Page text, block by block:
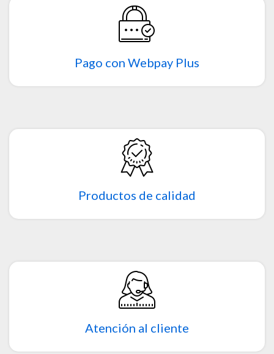
Pago con Webpay Plus
Productos de calidad
Atención al cliente